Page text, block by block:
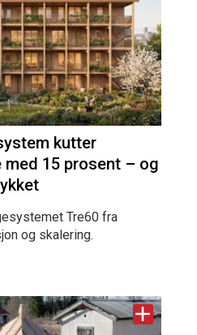
kutter
15 prosent – og
Tre60 fra
og skalering.